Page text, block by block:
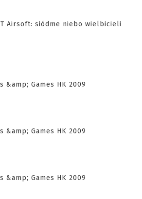
Airsoft: siódme niebo wielbicieli